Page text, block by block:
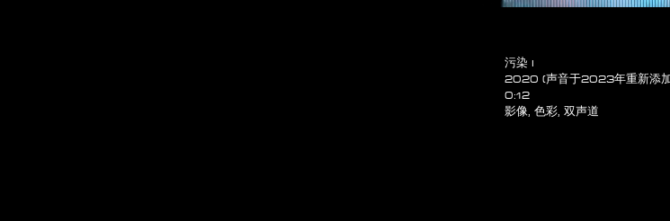
污染 I
2020 (声音于2023年重新添
0:12
影像, 色彩, 双声道